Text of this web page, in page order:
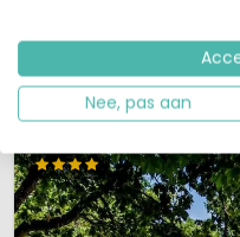
havenstad van Rome, Ostia
Bekijk details
Nee, pas aan